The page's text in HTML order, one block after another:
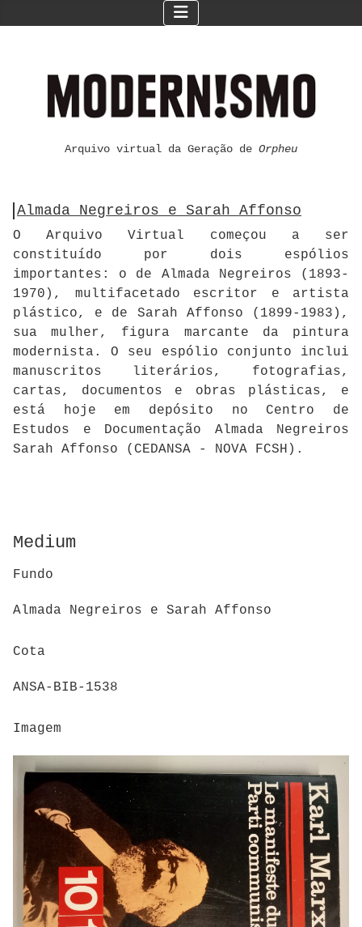
Arquivo virtual da Geração de Orpheu
Almada Negreiros e Sarah Affonso
O Arquivo Virtual começou a ser
constituído por dois espólios
importantes: o de Almada Negreiros (1893-
1970), multifacetado escritor e artista
plástico, e de Sarah Affonso (1899-1983),
sua mulher, figura marcante da pintura
modernista. O seu espólio conjunto inclui
manuscritos literários, fotografias,
cartas, documentos e obras plásticas, e
está hoje em depósito no Centro de
Estudos e Documentação Almada Negreiros
Sarah Affonso (CEDANSA - NOVA FCSH).
Medium
Fundo
Almada Negreiros e Sarah Affonso
Cota
ANSA-BIB-1538
Imagem